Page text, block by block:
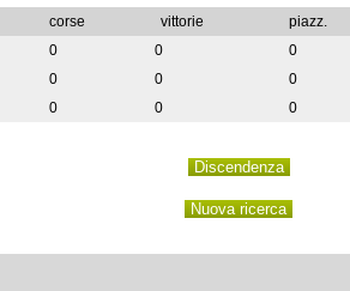
corse vittorie
piazz.
0 0
0
0 0
0
0 0 0